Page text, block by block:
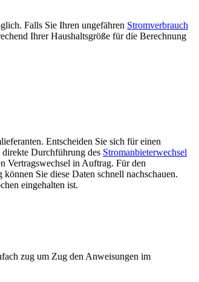
Falls Sie Ihren ungefähren Stromverbrauch
Ihrer Haushaltsgröße für die Berechnung
Entscheiden Sie sich für einen
direkte Durchführung des Stromanbieterwechsel
Vertragswechsel in Auftrag. Für den
Sie diese Daten schnell nachschauen.
eingehalten ist.
zug um Zug den Anweisungen im